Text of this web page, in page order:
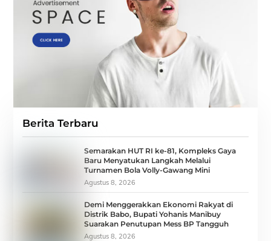
Berita Terbaru
Semarakan HUT RI ke-81, Kompleks Gaya
Baru Menyatukan Langkah Melalui
Turnamen Bola Volly-Gawang Mini
Agustus 8, 2026
Demi Menggerakkan Ekonomi Rakyat di
Distrik Babo, Bupati Yohanis Manibuy
Suarakan Penutupan Mess BP Tangguh
Agustus 8, 2026